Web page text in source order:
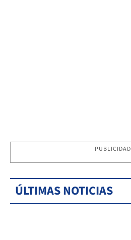
PUBLICIDAD
ÚLTIMAS NOTICIAS